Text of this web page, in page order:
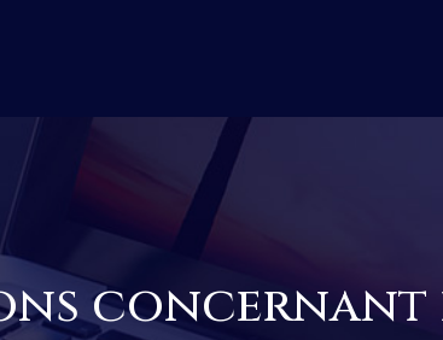
concernant